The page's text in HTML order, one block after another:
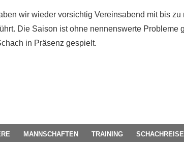
wir wieder vorsichtig Vereinsabend mit bis zu
Die Saison ist ohne nennenswerte Probleme
in Präsenz gespielt.
MANNSCHAFTEN TRAINING